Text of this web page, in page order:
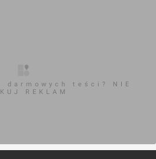
darmowych teści? NIE
REKLAM